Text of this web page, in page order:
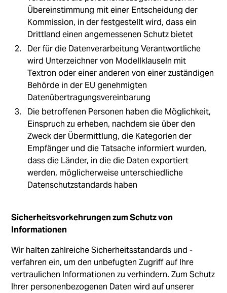
Übereinstimmung mit einer Entscheidung der
Kommission, in der festgestellt wird, dass ein
Drittland einen angemessenen Schutz bietet
Der für die Datenverarbeitung Verantwortliche
wird Unterzeichner von Modellklauseln mit
Textron oder einer anderen von einer zuständigen
Behörde in der EU genehmigten
Datenübertragungsvereinbarung
Die betroffenen Personen haben die Möglichkeit,
Einspruch zu erheben, nachdem sie über den
Zweck der Übermittlung, die Kategorien der
Empfänger und die Tatsache informiert wurden,
dass die Länder, in die die Daten exportiert
werden, möglicherweise unterschiedliche
Datenschutzstandards haben
Sicherheitsvorkehrungen zum Schutz von
Informationen
Wir halten zahlreiche Sicherheitsstandards und -
verfahren ein, um den unbefugten Zugriff auf Ihre
vertraulichen Informationen zu verhindern. Zum Schutz
Ihrer personenbezogenen Daten wird auf unserer